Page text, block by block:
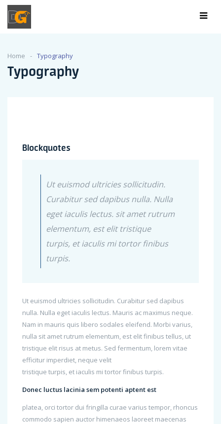
Home Typography
Typography
Blockquotes
Ut euismod ultricies sollicitudin.
Curabitur sed dapibus nulla. Nulla
eget iaculis lectus. sit amet rutrum
elementum, est elit tristique
turpis, et iaculis mi tortor finibus
turpis.
Ut euismod ultricies sollicitudin. Curabitur sed dapibus
nulla. Nulla eget iaculis lectus. Mauris ac maximus neque.
Nam in mauris quis libero sodales eleifend. Morbi varius,
nulla sit amet rutrum elementum, est elit finibus tellus, ut
tristique elit risus at metus. Sed fermentum, lorem vitae
efficitur imperdiet, neque velit
tristique turpis, et iaculis mi tortor finibus turpis.
Donec luctus lacinia sem potenti aptent est
platea, orci tortor dui fringilla curae varius tempor, rhoncus
commodo sapien auctor himenaeos laoreet maecenas